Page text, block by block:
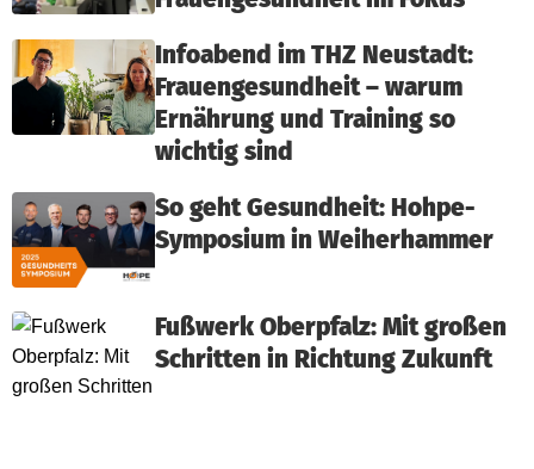
Infoabend im THZ Neustadt:
Frauengesundheit – warum
Ernährung und Training so
wichtig sind
So geht Gesundheit: Hohpe-
Symposium in Weiherhammer
Fußwerk Oberpfalz: Mit großen
Schritten in Richtung Zukunft